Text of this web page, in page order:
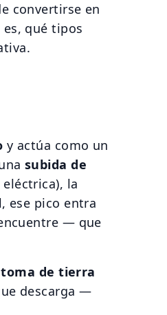
convertirse en
qué tipos
y actúa como un
subida de
la
ese pico entra
— que
de tierra
descarga —